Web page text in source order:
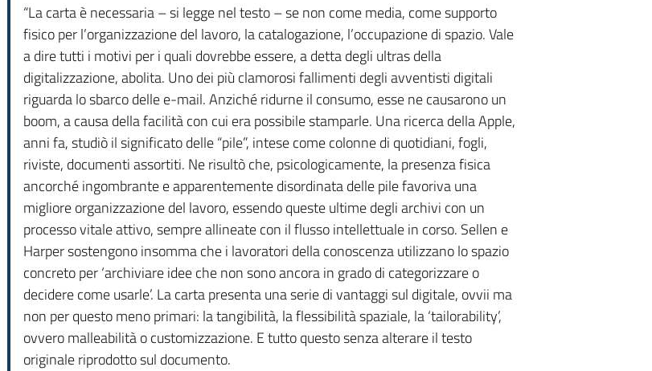
“La carta è necessaria – si legge nel testo – se non come media, come supporto
fisico per l’organizzazione del lavoro, la catalogazione, l’occupazione di spazio. Vale
a dire tutti i motivi per i quali dovrebbe essere, a detta degli ultras della
digitalizzazione, abolita. Uno dei più clamorosi fallimenti degli avventisti digitali
riguarda lo sbarco delle e-mail. Anziché ridurne il consumo, esse ne causarono un
boom, a causa della facilità con cui era possibile stamparle. Una ricerca della Apple,
anni fa, studiò il significato delle “pile”, intese come colonne di quotidiani, fogli,
riviste, documenti assortiti. Ne risultò che, psicologicamente, la presenza fisica
ancorché ingombrante e apparentemente disordinata delle pile favoriva una
migliore organizzazione del lavoro, essendo queste ultime degli archivi con un
processo vitale attivo, sempre allineate con il flusso intellettuale in corso. Sellen e
Harper sostengono insomma che i lavoratori della conoscenza utilizzano lo spazio
concreto per ‘archiviare idee che non sono ancora in grado di categorizzare o
decidere come usarle’. La carta presenta una serie di vantaggi sul digitale, ovvii ma
non per questo meno primari: la tangibilità, la flessibilità spaziale, la ‘tailorability’,
ovvero malleabilità o customizzazione. E tutto questo senza alterare il testo
originale riprodotto sul documento.